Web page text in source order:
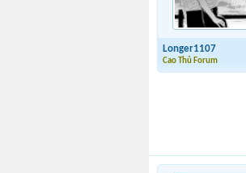
Longer1107
Cao Thủ Forum